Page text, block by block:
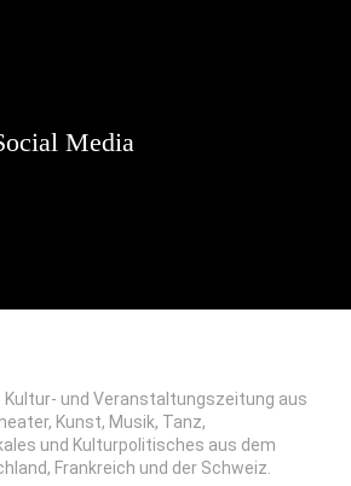
Media
Kultur- und Veranstaltungszeitung aus
Kunst, Musik, Tanz,
und Kulturpolitisches aus dem
Frankreich und der Schweiz.